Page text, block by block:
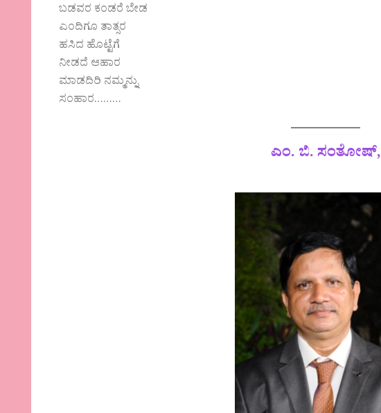
ಬಡವರ ಕಂಡರೆ ಬೇಡ
ಎಂದಿಗೂ ತಾತ್ಸರ
ಹಸಿದ ಹೊಟ್ಟೆಗೆ
ನೀಡದೆ ಆಹಾರ
ಮಾಡದಿರಿ ನಮ್ಮನ್ನು
ಸಂಹಾರ………
ಎಂ. ಬಿ. ಸಂತೋಷ್,